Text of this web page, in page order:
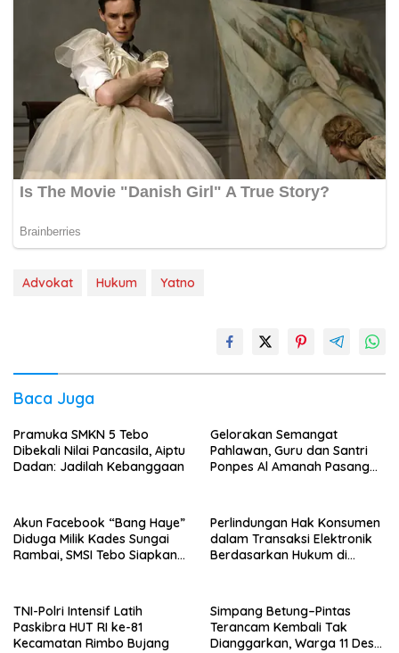
Advokat Hukum Yatno
Baca Juga
Pramuka SMKN 5 Tebo
Dibekali Nilai Pancasila, Aiptu
Dadan: Jadilah Kebanggaan
Gelorakan Semangat
Pahlawan, Guru dan Santri
Ponpes Al Amanah Pasang
Akun Facebook “Bang Haye”
Diduga Milik Kades Sungai
Rambai, SMSI Tebo Siapkan
Perlindungan Hak Konsumen
dalam Transaksi Elektronik
Berdasarkan Hukum di
TNI-Polri Intensif Latih
Paskibra HUT RI ke-81
Kecamatan Rimbo Bujang
Simpang Betung–Pintas
Terancam Kembali Tak
Dianggarkan, Warga 11 Desa